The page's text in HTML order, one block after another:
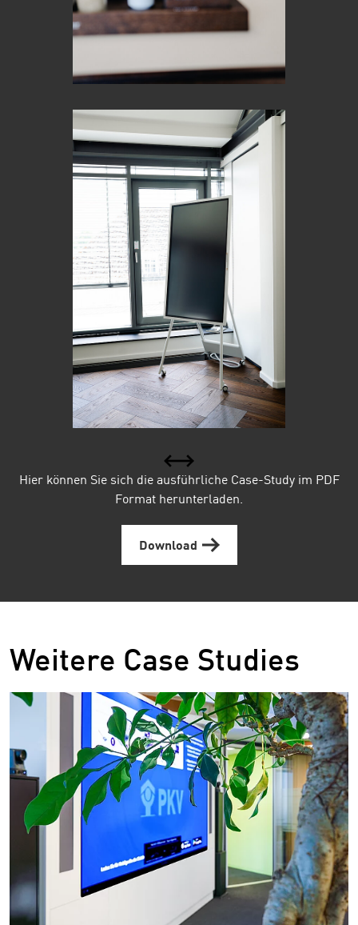
Hier können Sie sich die ausführliche Case-Study im PDF
Format herunterladen.
Download
Weitere Case Studies